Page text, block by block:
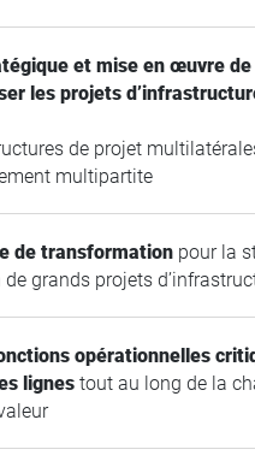
et mise en œuvre
les projets
de projet
multipartite
de transformation pour la
grands projets
opérationnelles
lignes tout au long de la